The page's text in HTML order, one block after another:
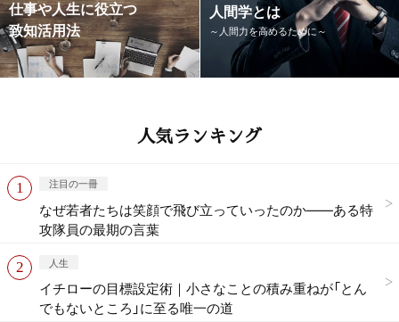
仕事や人生に役立つ
致知活用法
人間学とは
～人間力を高めるために～
人気ランキング
注目の一冊
なぜ若者たちは笑顔で飛び立っていったのか——ある特
攻隊員の最期の言葉
人生
イチローの目標設定術｜小さなことの積み重ねが「とん
でもないところ」に至る唯一の道